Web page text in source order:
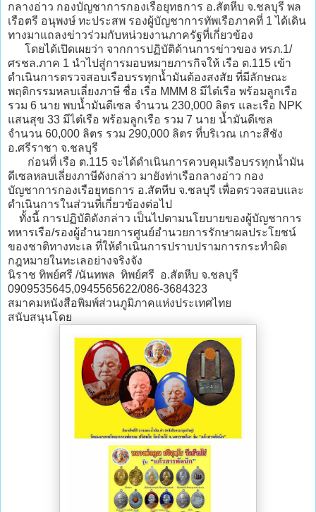
กลางอ่าว กองบัญชาการกองเรือยุทธการ อ.สัตหีบ จ.ชลบุรี พล
เรือตรี อนุพงษ์ ทะประสพ รองผู้บัญชาการทัพเรือภาคที่ 1 ได้เดิน
ทางมาแถลงข่าวร่วมกับหน่วยงานภาครัฐที่เกี่ยวข้อง
โดยได้เปิดเผยว่า จากการปฏิบัติด้านการข่าวของ ทรภ.1/
ศรชล.ภาค 1 นำไปสู่การมอบหมายภารกิจให้ เรือ ต.115 เข้า
ดำเนินการตรวจสอบเรือบรรทุกน้ำมันต้องสงสัย ที่มีลักษณะ
พฤติกรรมหลบเลี่ยงภาษี ชื่อ เรือ MMM 8 มีไต๋เรือ พร้อมลูกเรือ
รวม 6 นาย พบน้ำมันดีเซล จำนวน 230,000 ลิตร และเรือ NPK
แสนสุข 33 มีไต๋เรือ พร้อมลูกเรือ รวม 7 นาย น้ำมันดีเซล
จำนวน 60,000 ลิตร รวม 290,000 ลิตร ที่บริเวณ เกาะสีชัง
อ.ศรีราชา จ.ชลบุรี
ก่อนที่ เรือ ต.115 จะได้ดำเนินการควบคุมเรือบรรทุกน้ำมัน
ดีเซลหลบเลี่ยงภาษีดังกล่าว มายังท่าเรือกลางอ่าว กอง
บัญชาการกองเรือยุทธการ อ.สัตหีบ จ.ชลบุรี เพื่อตรวจสอบและ
ดำเนินการในส่วนที่เกี่ยวข้องต่อไป
ทั้งนี้ การปฏิบัติดังกล่าว เป็นไปตามนโยบายของผู้บัญชาการ
ทหารเรือ/รองผู้อำนวยการศูนย์อำนวยการรักษาผลประโยชน์
ของชาติทางทะเล ที่ให้ดำเนินการปราบปรามการกระทำผิด
กฎหมายในทะเลอย่างจริงจัง
นิราช ทิพย์ศรี /นันทพล ทิพย์ศรี อ.สัตหีบ จ.ชลบุรี
0909535645,0945565622/086-3684323
สมาคมหนังสือพิมพ์ส่วนภูมิภาคแห่งประเทศไทย
สนับสนุนโดย